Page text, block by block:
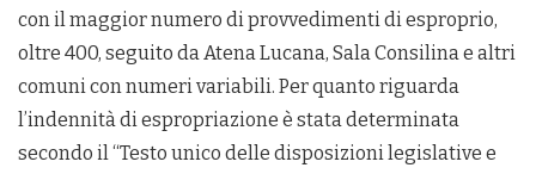
con il maggior numero di provvedimenti di esproprio,
oltre 400, seguito da Atena Lucana, Sala Consilina e altri
comuni con numeri variabili. Per quanto riguarda
l’indennità di espropriazione è stata determinata
secondo il “Testo unico delle disposizioni legislative e